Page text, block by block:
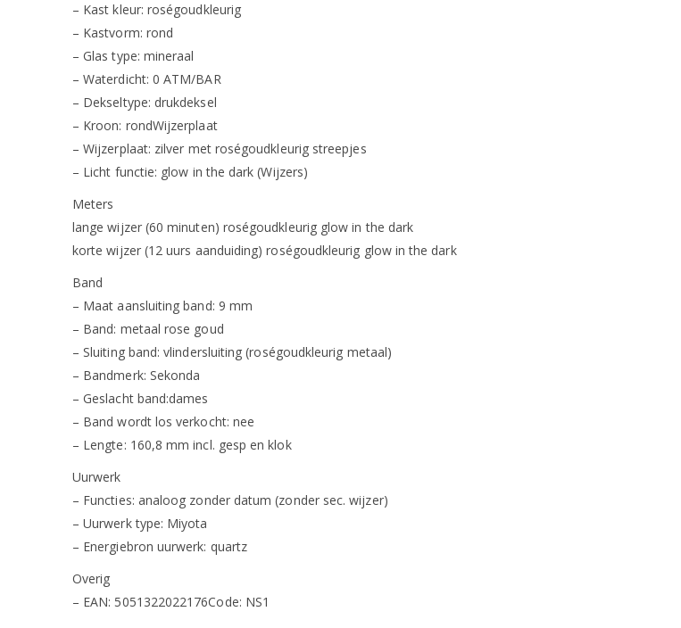
– Kast kleur: roségoudkleurig
– Kastvorm: rond
– Glas type: mineraal
– Waterdicht: 0 ATM/BAR
– Dekseltype: drukdeksel
– Kroon: rondWijzerplaat
– Wijzerplaat: zilver met roségoudkleurig streepjes
– Licht functie: glow in the dark (Wijzers)
Meters
lange wijzer (60 minuten) roségoudkleurig glow in the dark
korte wijzer (12 uurs aanduiding) roségoudkleurig glow in the dark
Band
– Maat aansluiting band: 9 mm
– Band: metaal rose goud
– Sluiting band: vlindersluiting (roségoudkleurig metaal)
– Bandmerk: Sekonda
– Geslacht band:dames
– Band wordt los verkocht: nee
– Lengte: 160,8 mm incl. gesp en klok
Uurwerk
– Functies: analoog zonder datum (zonder sec. wijzer)
– Uurwerk type: Miyota
– Energiebron uurwerk: quartz
Overig
– EAN: 5051322022176Code: NS1